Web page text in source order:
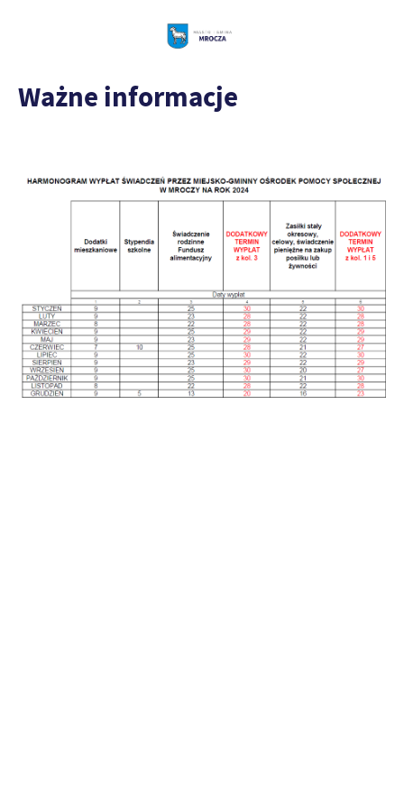
Ważne informacje